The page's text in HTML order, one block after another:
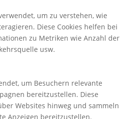
um zu verstehen, wie
Diese Cookies helfen bei
zu Metriken wie Anzahl der
usw.
um Besuchern relevante
bereitzustellen. Diese
Websites hinweg und sammeln
Anzeigen bereitzustellen.